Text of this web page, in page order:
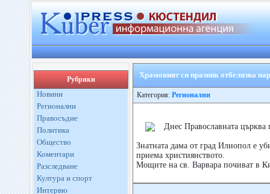
Рубрики
Новини
Регионални
Правосъдие
Политика
Общество
Коментари
Разследване
Култура и спорт
Интервю
Храмовият си празник отбелязва
Категория: Регионални
Днес Православната
Знатната дама от град Илиопол е
приема християнството.
Мощите на св. Варвара почиват в